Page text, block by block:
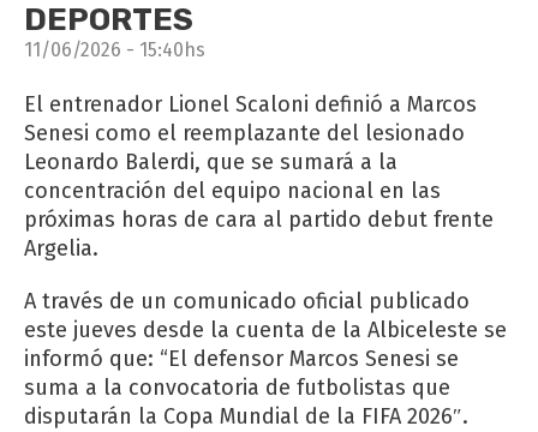
DEPORTES
11/06/2026 - 15:40hs
El entrenador Lionel Scaloni definió a Marcos
Senesi como el reemplazante del lesionado
Leonardo Balerdi, que se sumará a la
concentración del equipo nacional en las
próximas horas de cara al partido debut frente
Argelia.
A través de un comunicado oficial publicado
este jueves desde la cuenta de la Albiceleste se
informó que: “El defensor Marcos Senesi se
suma a la convocatoria de futbolistas que
disputarán la Copa Mundial de la FIFA 2026″.